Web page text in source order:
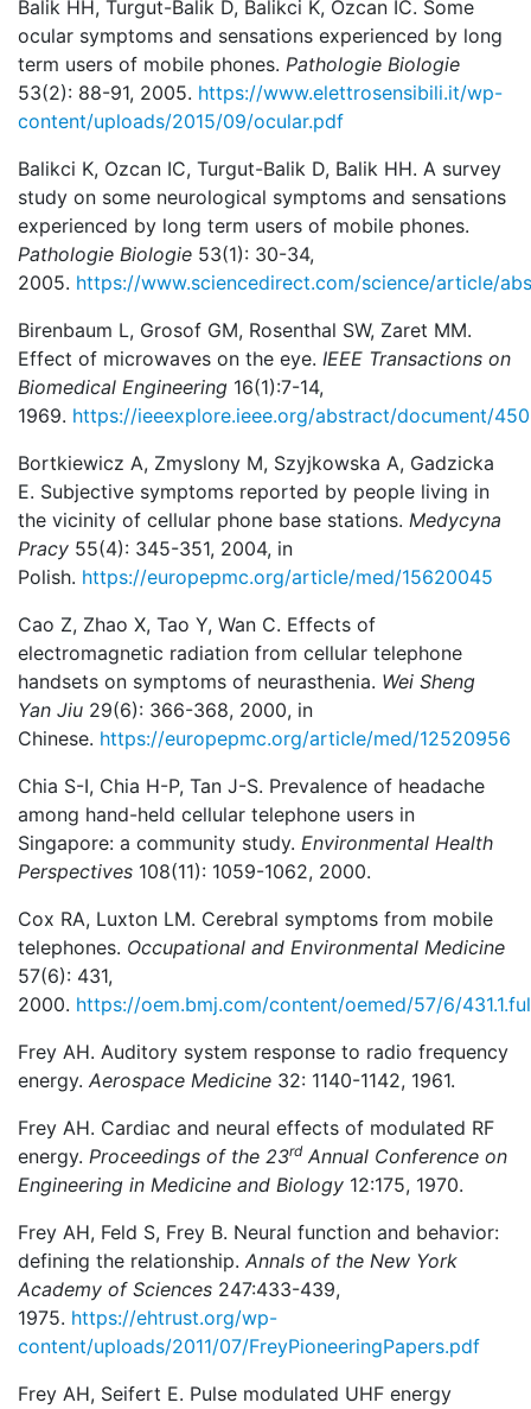
Balik HH, Turgut-Balik D, Balikci K, Ozcan IC. Some
ocular symptoms and sensations experienced by long
term users of mobile phones. Pathologie Biologie
53(2): 88-91, 2005. https://www.elettrosensibili.it/wp-
content/uploads/2015/09/ocular.pdf
Balikci K, Ozcan IC, Turgut-Balik D, Balik HH. A survey
study on some neurological symptoms and sensations
experienced by long term users of mobile phones.
Pathologie Biologie 53(1): 30-34,
2005. https://www.sciencedirect.com/science/article/
Birenbaum L, Grosof GM, Rosenthal SW, Zaret MM.
Effect of microwaves on the eye. IEEE Transactions on
Biomedical Engineering 16(1):7-14,
1969. https://ieeexplore.ieee.org/abstract/document/
Bortkiewicz A, Zmyslony M, Szyjkowska A, Gadzicka
E. Subjective symptoms reported by people living in
the vicinity of cellular phone base stations. Medycyna
Pracy 55(4): 345-351, 2004, in
Polish. https://europepmc.org/article/med/15620045
Cao Z, Zhao X, Tao Y, Wan C. Effects of
electromagnetic radiation from cellular telephone
handsets on symptoms of neurasthenia. Wei Sheng
Yan Jiu 29(6): 366-368, 2000, in
Chinese. https://europepmc.org/article/med/12520956
Chia S-I, Chia H-P, Tan J-S. Prevalence of headache
among hand-held cellular telephone users in
Singapore: a community study. Environmental Health
Perspectives 108(11): 1059-1062, 2000.
Cox RA, Luxton LM. Cerebral symptoms from mobile
telephones. Occupational and Environmental Medicine
57(6): 431,
2000. https://oem.bmj.com/content/oemed/57/6/
Frey AH. Auditory system response to radio frequency
energy. Aerospace Medicine 32: 1140-1142, 1961.
Frey AH. Cardiac and neural effects of modulated RF
energy. Proceedings of the 23rd Annual Conference on
Engineering in Medicine and Biology 12:175, 1970.
Frey AH, Feld S, Frey B. Neural function and behavior:
defining the relationship. Annals of the New York
Academy of Sciences 247:433-439,
1975. https://ehtrust.org/wp-
content/uploads/2011/07/FreyPioneeringPapers.pdf
Frey AH, Seifert E. Pulse modulated UHF energy